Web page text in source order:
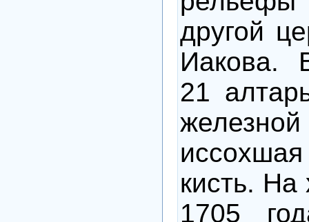
другой
Иакова.
21
кисть. На
1705